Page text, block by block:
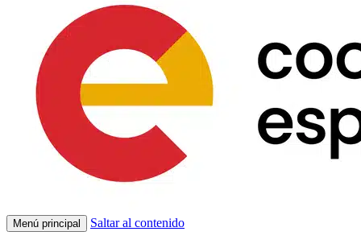
Menú principal Saltar al contenido